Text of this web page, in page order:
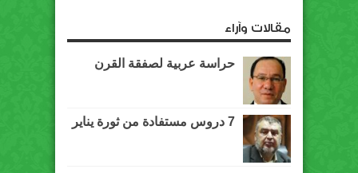
مقالات وآراء
حراسة عربية لصفقة القرن
7 دروس مستفادة من ثورة يناير